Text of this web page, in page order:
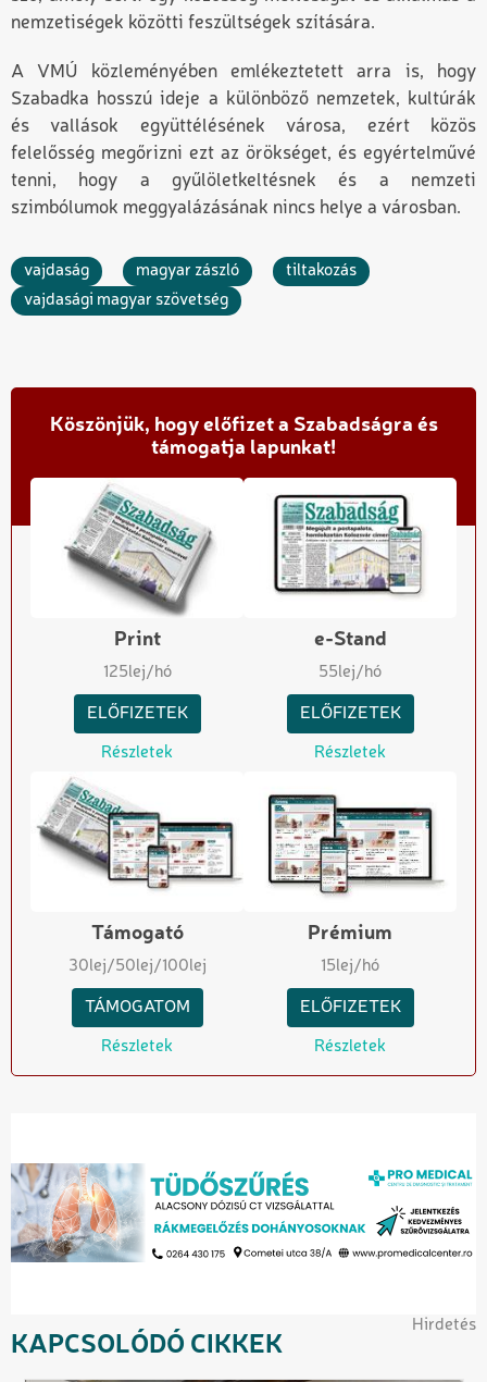
nemzetiségek közötti feszültségek szítására.
A VMÚ közleményében emlékeztetett arra is, hogy
Szabadka hosszú ideje a különböző nemzetek, kultúrák
és vallások együttélésének városa, ezért közös
felelősség megőrizni ezt az örökséget, és egyértelművé
tenni, hogy a gyűlöletkeltésnek és a nemzeti
szimbólumok meggyalázásának nincs helye a városban.
vajdaság magyar zászló
tiltakozás
vajdasági magyar szövetség
Köszönjük, hogy előfizet a Szabadságra és
támogatja lapunkat!
Print
125lej/hó
ELŐFIZETEK
Részletek
e-Stand
55lej/hó
ELŐFIZETEK
Részletek
Támogató
30lej/50lej/100lej
TÁMOGATOM
Részletek
Prémium
15lej/hó
ELŐFIZETEK
Részletek
Hirdetés
KAPCSOLÓDÓ CIKKEK